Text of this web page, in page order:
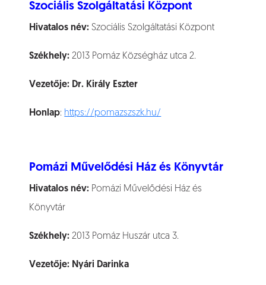
Szociális Szolgáltatási Központ
Hivatalos név: Szociális Szolgáltatási Központ
Székhely:2013 Pomáz Községház utca 2.
Vezetője: Dr. Király Eszter
Honlap: https://pomazszszk.hu/
Pomázi Művelődési Ház és Könyvtár
Hivatalos név: Pomázi Művelődési Ház és
Könyvtár
Székhely:2013 Pomáz Huszár utca 3.
Vezetője: Nyári Darinka